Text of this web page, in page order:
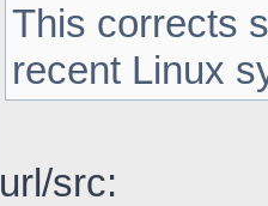
This corrects
recent Linux
url/src: